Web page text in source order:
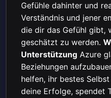
Gefühle dahinter und
Verständnis und jener
die dir das Gefühl gibt,
geschätzt zu werden.
Unterstützung Azure
Beziehungen
helfen, ihr bestes
deine Erfolge, spendet